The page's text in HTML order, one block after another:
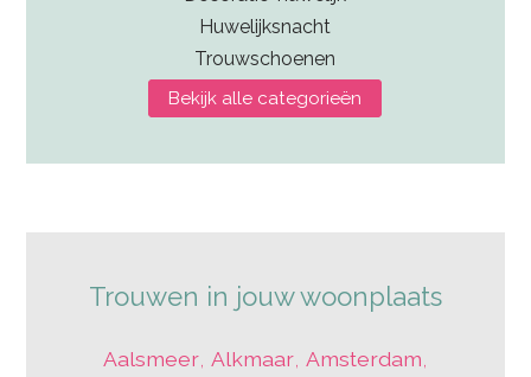
Huwelijksnacht
Trouwschoenen
Bekijk alle categorieën
Trouwen in jouw woonplaats
Aalsmeer, Alkmaar, Amsterdam